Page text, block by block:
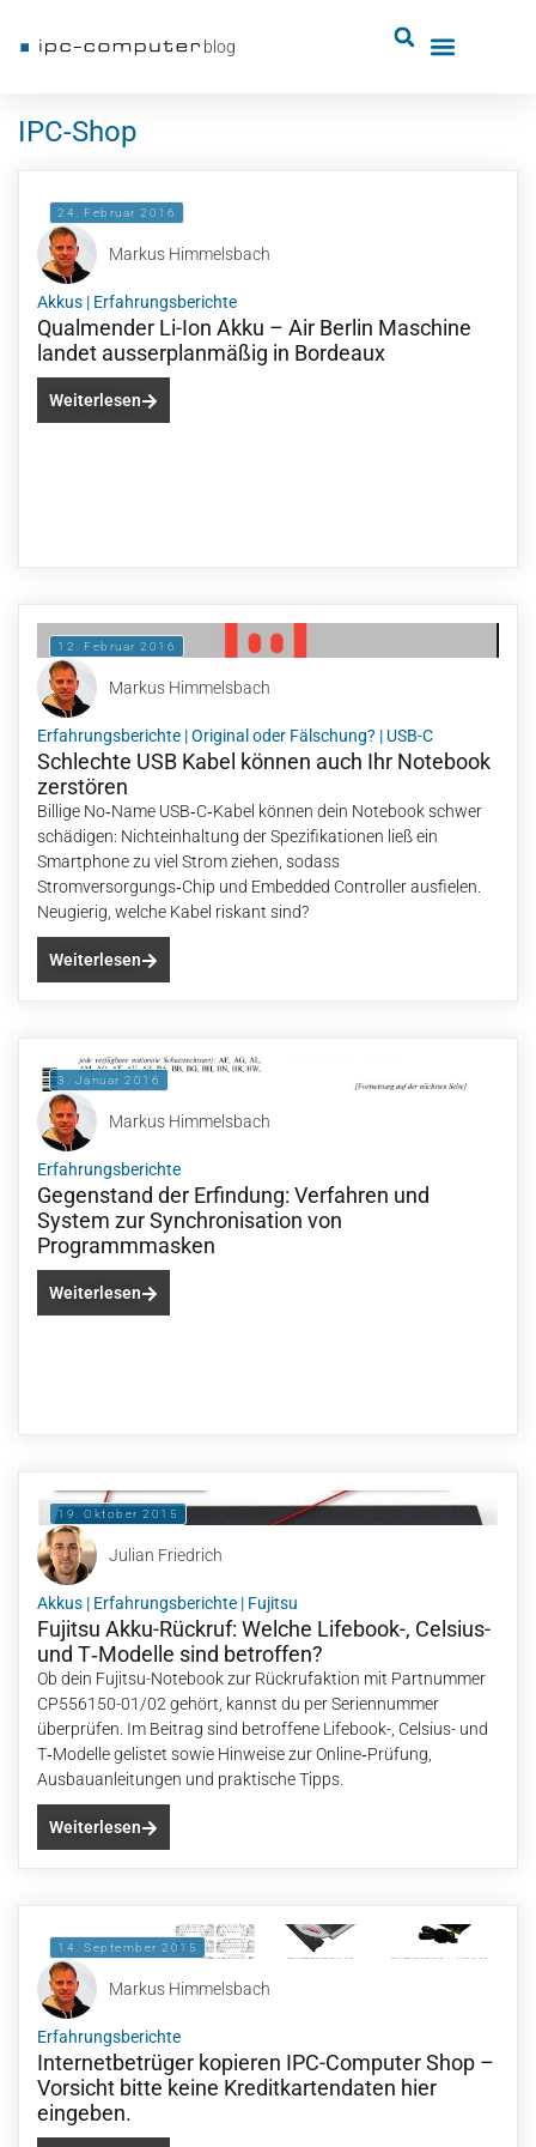
blog
IPC-Shop
24. Februar 2016
Markus Himmelsbach
Akkus | Erfahrungsberichte
Qualmender Li-Ion Akku – Air Berlin Maschine
landet ausserplanmäßig in Bordeaux
Weiterlesen
12. Februar 2016
Markus Himmelsbach
Erfahrungsberichte |Original oder Fälschung? | USB-C
Schlechte USB Kabel können auch Ihr Notebook
zerstören
Billige No‑Name USB‑C‑Kabel können dein Notebook schwer
schädigen: Nichteinhaltung der Spezifikationen ließ ein
Smartphone zu viel Strom ziehen, sodass
Stromversorgungs‑Chip und Embedded Controller ausfielen.
Neugierig, welche Kabel riskant sind?
Weiterlesen
3. Januar 2016
Markus Himmelsbach
Erfahrungsberichte
Gegenstand der Erfindung: Verfahren und
System zur Synchronisation von
Programmmasken
Weiterlesen
19. Oktober 2015
Julian Friedrich
Akkus | Erfahrungsberichte | Fujitsu
Fujitsu Akku-Rückruf: Welche Lifebook-, Celsius-
und T‑Modelle sind betroffen?
Ob dein Fujitsu-Notebook zur Rückrufaktion mit Partnummer
CP556150-01/02 gehört, kannst du per Seriennummer
überprüfen. Im Beitrag sind betroffene Lifebook-, Celsius- und
T‑Modelle gelistet sowie Hinweise zur Online‑Prüfung,
Ausbauanleitungen und praktische Tipps.
Weiterlesen
14. September 2015
Markus Himmelsbach
Erfahrungsberichte
Internetbetrüger kopieren IPC-Computer Shop –
Vorsicht bitte keine Kreditkartendaten hier
eingeben.